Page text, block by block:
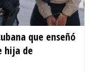
que enseñó
hija de